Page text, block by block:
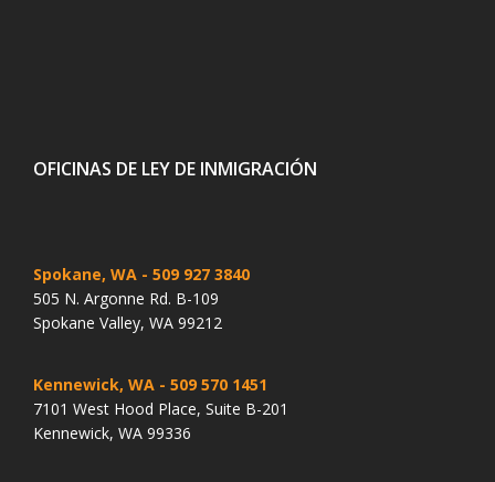
OFICINAS DE LEY DE INMIGRACIÓN
Spokane, WA - 509 927 3840
505 N. Argonne Rd. B-109
Spokane Valley, WA 99212
Kennewick, WA - 509 570 1451
7101 West Hood Place, Suite B-201
Kennewick, WA 99336